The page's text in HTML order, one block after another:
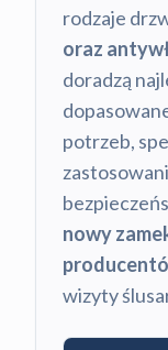
rodzaje
oraz
doradzą
potrzeb,
nowy
wizyty